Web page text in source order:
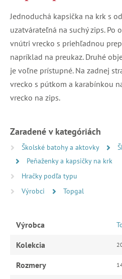
Jednoduchá kapsička na krk s
uzatvárateľná na suchý zips. Po
vnútri vrecko s priehľadnou
napríklad na preukaz. Druhé
je voľne prístupné. Na zadnej
vrecko s pútkom a karabínkou
vrecko na zips.
Zaradené v kategóriách
Školské batohy a aktovky
Peňaženky a kapsičky na krk
Hračky podľa typu
Výrobci
Topgal
Výrobca
Kolekcia
Rozmery